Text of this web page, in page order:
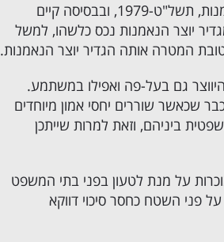
, תשל"ט-1979, ובבסיסה קיים
יוצר הנאמנות נכס כלשהו, למשל
המטרה אותה הגדיר יוצר הנאמנות.
גם בעל-פה ואפילו במשתמע.
שוררים יחסי אמון מיוחדים
ביניהם, וזאת למרות שייתכן
על מנת לטעון בפני בתי המשפט
פני השטח כחסר סיכוי דווקא